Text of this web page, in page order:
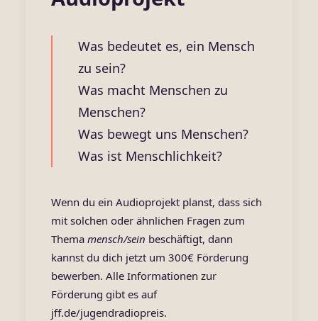
Was bedeutet es, ein Mensch
zu sein?
Was macht Menschen zu
Menschen?
Was bewegt uns Menschen?
Was ist Menschlichkeit?
Wenn du ein Audioprojekt planst, dass sich
mit solchen oder ähnlichen Fragen zum
Thema mensch/sein beschäftigt, dann
kannst du dich jetzt um 300€ Förderung
bewerben. Alle Informationen zur
Förderung gibt es auf
jff.de/jugendradiopreis.